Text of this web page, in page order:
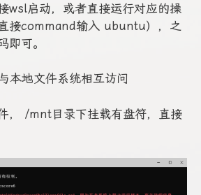
wsl启动，或者直接运行对应的操
接command输入 ubuntu），之
即可。
本地文件系统相互访问
， /mnt目录下挂载有盘符，直接